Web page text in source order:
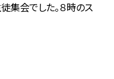
集会でした。８時のス